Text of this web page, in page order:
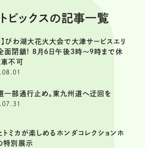
ピックスの記事一覧
】びわ湖大花火大会で大津サービスエリ
面閉鎖! 8月6日午後3時～9時まで休
車不可
一部通行止め。東九州道へ迂回を
トミカが楽しめるホンダコレクションホ
特別展示